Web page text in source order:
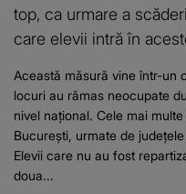
top, ca urmare a
care elevii intră în
Această măsură vine într-un
locuri au rămas neocupate
nivel național. Cele mai
București, urmate de
Elevii care nu au fost
doua...